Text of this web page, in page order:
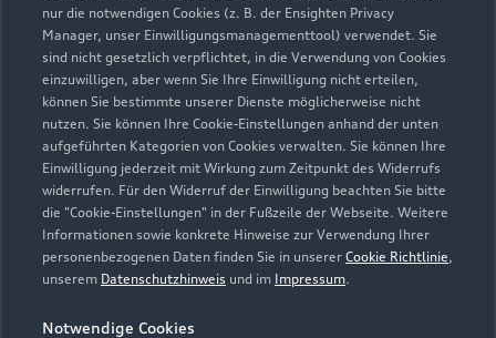
nur die notwendigen Cookies (z. B. der Ensighten Privacy
Manager, unser Einwilligungsmanagementtool) verwendet. Sie
sind nicht gesetzlich verpflichtet, in die Verwendung von Cookies
einzuwilligen, aber wenn Sie Ihre Einwilligung nicht erteilen,
können Sie bestimmte unserer Dienste möglicherweise nicht
nutzen. Sie können Ihre Cookie-Einstellungen anhand der unten
aufgeführten Kategorien von Cookies verwalten. Sie können Ihre
Einwilligung jederzeit mit Wirkung zum Zeitpunkt des Widerrufs
widerrufen. Für den Widerruf der Einwilligung beachten Sie bitte
die "Cookie-Einstellungen" in der Fußzeile der Webseite. Weitere
Informationen sowie konkrete Hinweise zur Verwendung Ihrer
personenbezogenen Daten finden Sie in unserer Cookie Richtlinie,
unserem Datenschutzhinweis und im Impressum.
Notwendige Cookies